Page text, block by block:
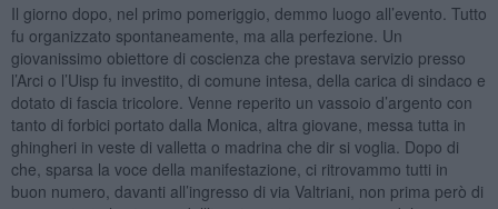
Il giorno dopo, nel primo pomeriggio, demmo luogo all’evento. Tutto
fu organizzato spontaneamente, ma alla perfezione. Un
giovanissimo obiettore di coscienza che prestava servizio presso
l’Arci o l’Uisp fu investito, di comune intesa, della carica di sindaco e
dotato di fascia tricolore. Venne reperito un vassoio d’argento con
tanto di forbici portato dalla Monica, altra giovane, messa tutta in
ghingheri in veste di valletta o madrina che dir si voglia. Dopo di
che, sparsa la voce della manifestazione, ci ritrovammo tutti in
buon numero, davanti all’ingresso di via Valtriani, non prima però di